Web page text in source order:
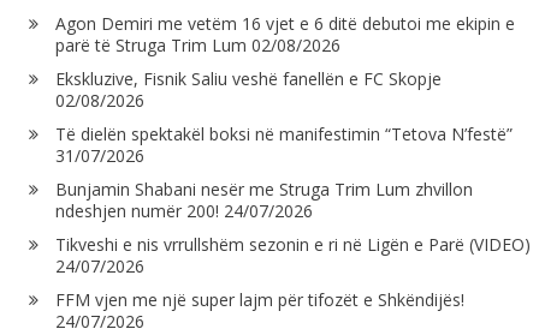
Agon Demiri me vetëm 16 vjet e 6 ditë debutoi me ekipin e
parë të Struga Trim Lum 02/08/2026
Ekskluzive, Fisnik Saliu veshë fanellën e FC Skopje
02/08/2026
Të dielën spektakël boksi në manifestimin “Tetova N’festë”
31/07/2026
Bunjamin Shabani nesër me Struga Trim Lum zhvillon
ndeshjen numër 200! 24/07/2026
Tikveshi e nis vrrullshëm sezonin e ri në Ligën e Parë (VIDEO)
24/07/2026
FFM vjen me një super lajm për tifozët e Shkëndijës!
24/07/2026